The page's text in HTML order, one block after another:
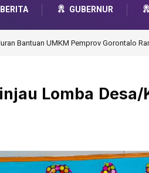
BERITA GUBERNUR
Ikut Dukung Program SMA Unggul
Lomba